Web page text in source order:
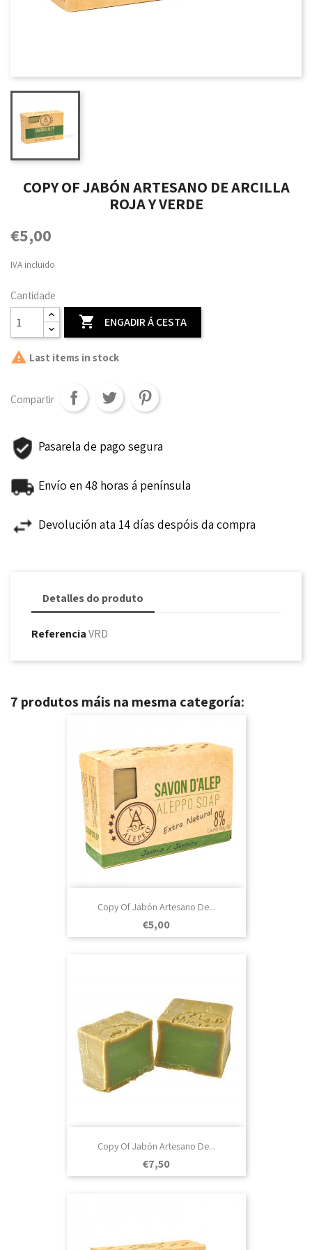
COPY OF JABÓN ARTESANO DE ARCILLA
ROJA Y VERDE
€5,00
IVA incluido
Cantidade
 ENGADIR Á CESTA
 Last items in stock
Compartir
Pasarela de pago segura
Envío en 48 horas á península
Devolución ata 14 días despóis da compra
Detalles do produto
ReferenciaVRD
7 produtos máis na mesma categoría:
Copy Of Jabón Artesano De...
Prezo
€5,00
Copy Of Jabón Artesano De...
Prezo
€7,50